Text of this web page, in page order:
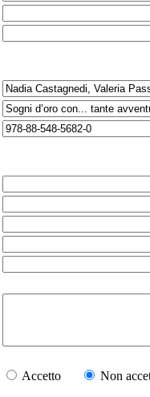
Accetto Non